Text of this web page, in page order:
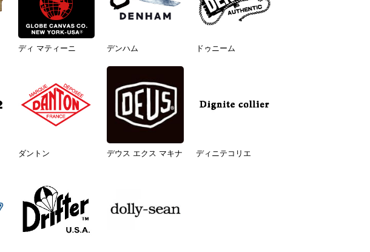
ディ マティーニ デンハム ドゥニーム
ダントン デウス エクス マキナ ディニテコリエ